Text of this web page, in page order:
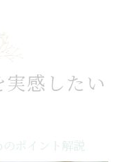
感したい
ポイント解説